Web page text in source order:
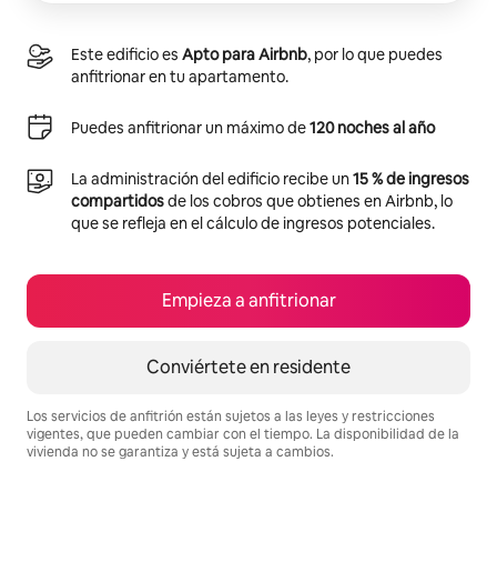
Este edificio es Apto para Airbnb, por lo que puedes
anfitrionar en tu apartamento.
Puedes anfitrionar un máximo de120 noches al año
La administración del edificio recibe un15 % de ingresos
compartidosde los cobros que obtienes en Airbnb, lo
que se refleja en el cálculo de ingresos potenciales.
Empieza a anfitrionar
Conviértete en residente
Los servicios de anfitrión están sujetos a las leyes y restricciones
vigentes, que pueden cambiar con el tiempo. La disponibilidad de la
vivienda no se garantiza y está sujeta a cambios.